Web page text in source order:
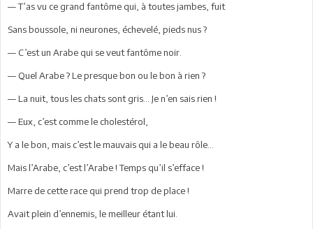
— T’as vu ce grand fantôme qui, à toutes jambes, fuit
Sans boussole, ni neurones, échevelé, pieds nus ?
— C’est un Arabe qui se veut fantôme noir.
— Quel Arabe ? Le presque bon ou le bon à rien ?
— La nuit, tous les chats sont gris... Je n’en sais rien !
— Eux, c’est comme le cholestérol,
Y a le bon, mais c’est le mauvais qui a le beau rôle...
Mais l’Arabe, c’est l’Arabe ! Temps qu’il s’efface !
Marre de cette race qui prend trop de place !
Avait plein d’ennemis, le meilleur étant lui.